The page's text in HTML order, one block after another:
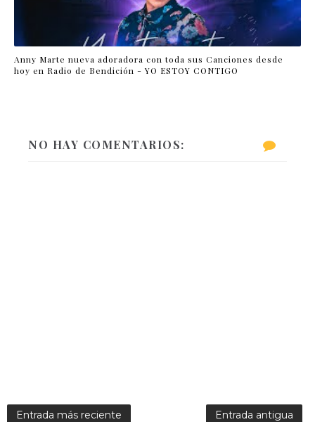
Anny Marte nueva adoradora con toda sus Canciones desde
hoy en Radio de Bendición - YO ESTOY CONTIGO
NO HAY COMENTARIOS:
Entrada más reciente Entrada antigua